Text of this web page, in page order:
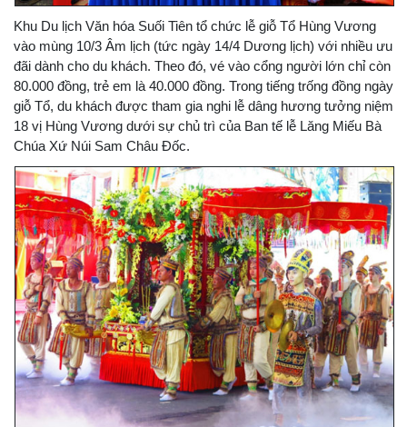
Khu Du lịch Văn hóa Suối Tiên tổ chức lễ giỗ Tổ Hùng Vương
vào mùng 10/3 Âm lịch (tức ngày 14/4 Dương lịch) với nhiều ưu
đãi dành cho du khách. Theo đó, vé vào cổng người lớn chỉ còn
80.000 đồng, trẻ em là 40.000 đồng. Trong tiếng trống đồng ngày
giỗ Tổ, du khách được tham gia nghi lễ dâng hương tưởng niệm
18 vị Hùng Vương dưới sự chủ trì của Ban tế lễ Lăng Miếu Bà
Chúa Xứ Núi Sam Châu Đốc.